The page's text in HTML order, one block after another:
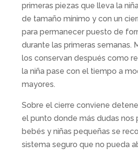
primeras piezas que lleva la
de tamaño mínimo y con un
para permanecer puesto de
durante las primeras semanas.
los conservan después como
la niña pase con el tiempo a
mayores.
Sobre el cierre conviene
el punto donde más dudas nos
bebés y niñas pequeñas se
sistema seguro que no pueda